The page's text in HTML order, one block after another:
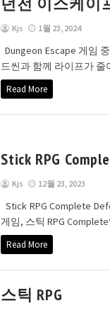
Kjs 1월 23, 2024
Dungeon Escape 게임
드씬과 함께 라이프가 줄
Read More
Stick RPG
Kjs 12월 23, 2023
Stick RPG Complete
게임, 스틱 RPG
Read More
스틱 RPG